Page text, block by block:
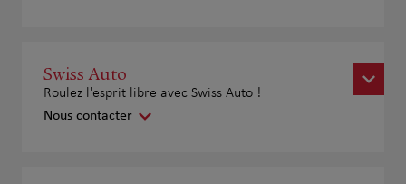
Swiss Auto
Roulez l'esprit libre avec Swiss Auto !
Nous contacter